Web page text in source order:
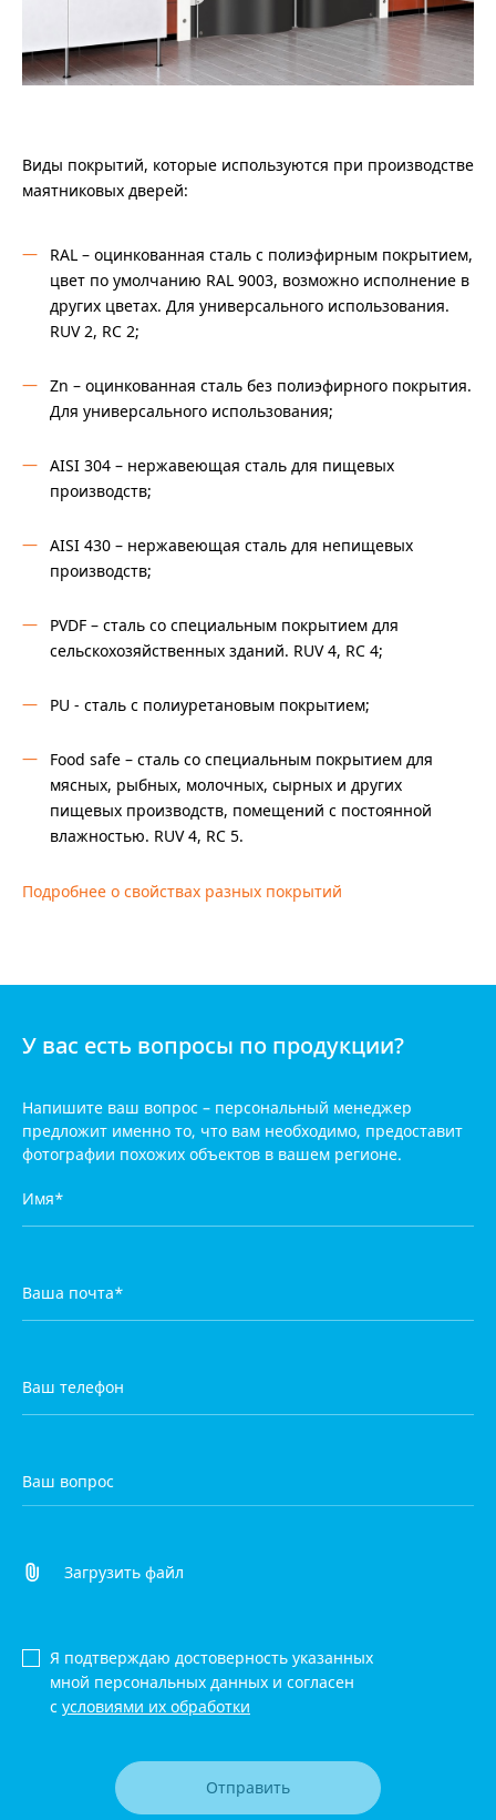
Виды покрытий, которые используются при производстве
маятниковых дверей:
RAL – оцинкованная сталь с полиэфирным покрытием,
цвет по умолчанию RAL 9003, возможно исполнение в
других цветах. Для универсального использования.
RUV 2, RC 2;
Zn – оцинкованная сталь без полиэфирного покрытия.
Для универсального использования;
AISI 304 – нержавеющая сталь для пищевых
производств;
AISI 430 – нержавеющая сталь для непищевых
производств;
PVDF – сталь со специальным покрытием для
сельскохозяйственных зданий. RUV 4, RC 4;
PU - сталь с полиуретановым покрытием;
Food safe – сталь со специальным покрытием для
мясных, рыбных, молочных, сырных и других
пищевых производств, помещений с постоянной
влажностью. RUV 4, RC 5.
Подробнее о свойствах разных покрытий
У вас есть вопросы по продукции?
Напишите ваш вопрос – персональный менеджер
предложит именно то, что вам необходимо, предоставит
фотографии похожих объектов в вашем регионе.
Загрузить файл
Отправить
Я подтверждаю достоверность указанных
мной персональных данных и согласен
с условиями их обработки